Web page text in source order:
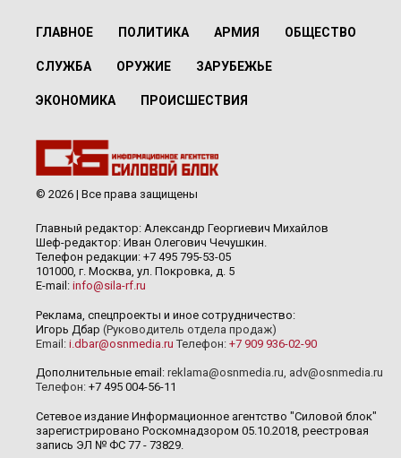
ГЛАВНОЕ ПОЛИТИКА АРМИЯ ОБЩЕСТВО
СЛУЖБА ОРУЖИЕ ЗАРУБЕЖЬЕ
ЭКОНОМИКА ПРОИСШЕСТВИЯ
© 2026 | Все права защищены
Главный редактор: Александр Георгиевич Михайлов
Шеф-редактор: Иван Олегович Чечушкин.
Телефон редакции: +7 495 795-53-05
101000, г. Москва, ул. Покровка, д. 5
E-mail: info@sila-rf.ru
Реклама, спецпроекты и иное сотрудничество:
Игорь Дбар (Руководитель отдела продаж)
Email: i.dbar@osnmedia.ru Телефон: +7 909 936-02-90
Дополнительные email: reklama@osnmedia.ru, adv@osnmedia.ru
Телефон: +7 495 004-56-11
Сетевое издание Информационное агентство "Силовой блок"
зарегистрировано Роскомнадзором 05.10.2018, реестровая
запись ЭЛ № ФС 77 - 73829.